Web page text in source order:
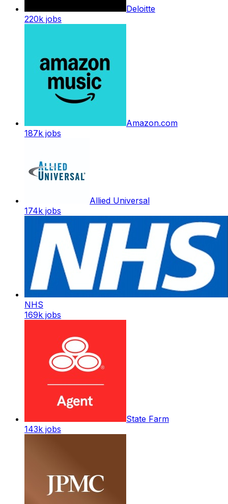
Deloitte
220k jobs
Amazon.com
187k jobs
Allied Universal
174k jobs
NHS
169k jobs
State Farm
143k jobs